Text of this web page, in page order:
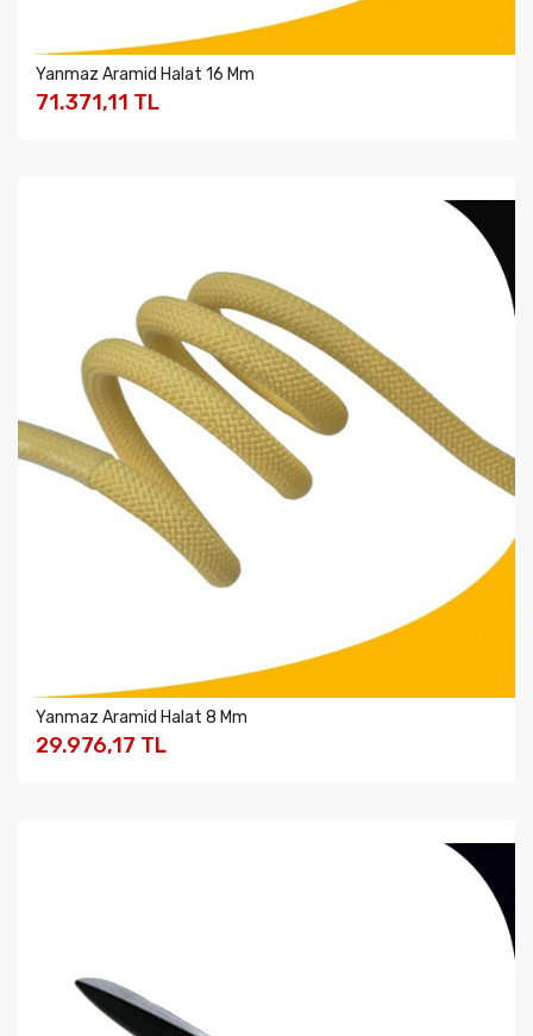
Yanmaz Aramid Halat 16 Mm
71.371,11 TL
Yanmaz Aramid Halat 8 Mm
29.976,17 TL